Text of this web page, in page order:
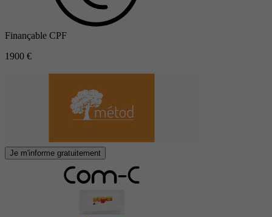
Finançable CPF
1900 €
Je m'informe gratuitement